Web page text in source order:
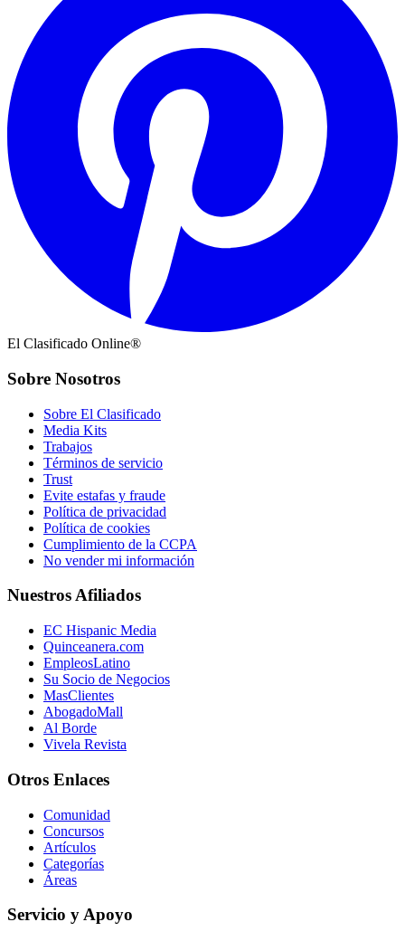
El Clasificado Online®
Sobre Nosotros
Sobre El Clasificado
Media Kits
Trabajos
Términos de servicio
Trust
Evite estafas y fraude
Política de privacidad
Política de cookies
Cumplimiento de la CCPA
No vender mi información
Nuestros Afiliados
EC Hispanic Media
Quinceanera.com
EmpleosLatino
Su Socio de Negocios
MasClientes
AbogadoMall
Al Borde
Vivela Revista
Otros Enlaces
Comunidad
Concursos
Artículos
Categorías
Áreas
Servicio y Apoyo